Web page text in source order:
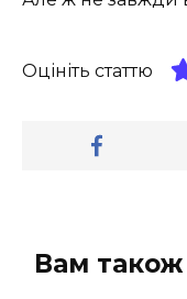
Оцініть статтю
Вам